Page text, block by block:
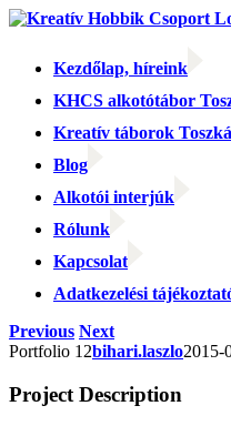
Kihagyás
Kezdőlap, híreink
KHCS alkotótábor
Kreatív táborok
Blog
Alkotói interjúk
Rólunk
Kapcsolat
Adatkezelési
Facebook
Facebook
Email:
Previous Next
Portfolio 12bihari.laszlo2015-
Project Description